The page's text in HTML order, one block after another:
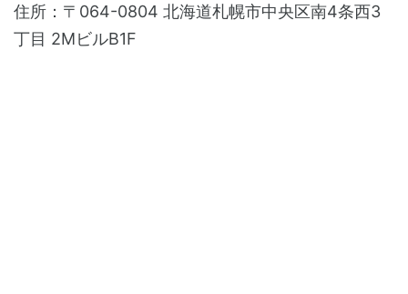
住所：〒064-0804 北海道札幌市中央区南4条西3
丁目 2MビルB1F